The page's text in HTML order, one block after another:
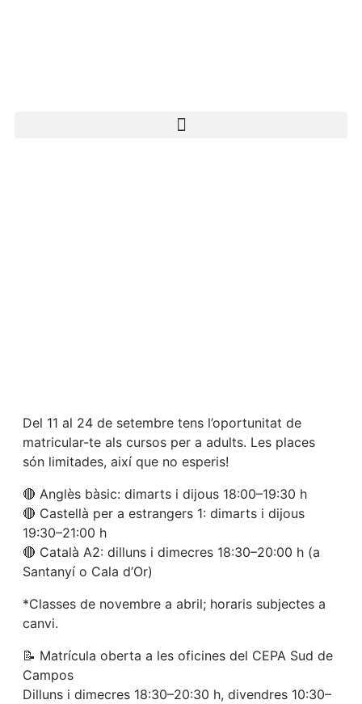
Del 11 al 24 de setembre tens l’oportunitat de
matricular-te als cursos per a adults. Les places
són limitades, així que no esperis!
🔴 Anglès bàsic: dimarts i dijous 18:00–19:30 h
🔴 Castellà per a estrangers 1: dimarts i dijous
19:30–21:00 h
🔴 Català A2: dilluns i dimecres 18:30–20:00 h (a
Santanyí o Cala d’Or)
*Classes de novembre a abril; horaris subjectes a
canvi.
📝 Matrícula oberta a les oficines del CEPA Sud de
Campos
Dilluns i dimecres 18:30–20:30 h, divendres 10:30–